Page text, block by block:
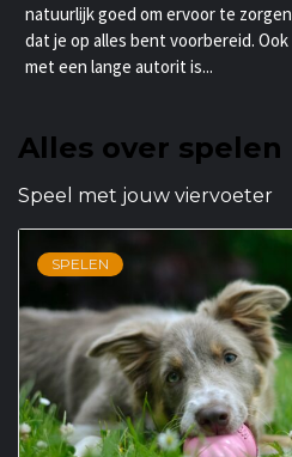
natuurlijk goed om ervoor te zorgen
dat je op alles bent voorbereid. Ook
met een lange autorit is...
Alles over spelen
Speel met jouw viervoeter
SPELEN